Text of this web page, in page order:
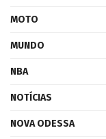
MOTO
MUNDO
NBA
NOTÍCIAS
NOVA ODESSA